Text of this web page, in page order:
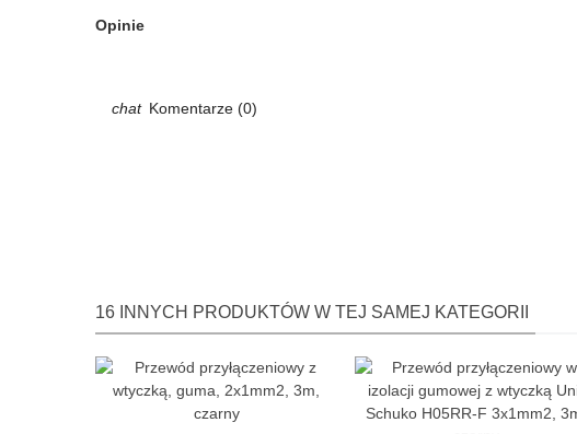
Opinie
Komentarze (0)
16 INNYCH PRODUKTÓW W TEJ SAMEJ KATEGORII